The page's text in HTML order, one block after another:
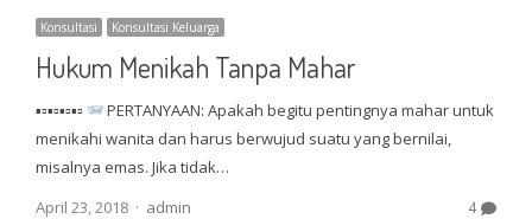
Konsultasi Konsultasi Keluarga
Hukum Menikah Tanpa Mahar
▪▫▪▫▪▫▪▫
PERTANYAAN: Apakah begitu pentingnya mahar untuk
menikahi wanita dan harus berwujud suatu yang bernilai,
misalnya emas. Jika tidak…
April 23, 2018
Author
admin 4